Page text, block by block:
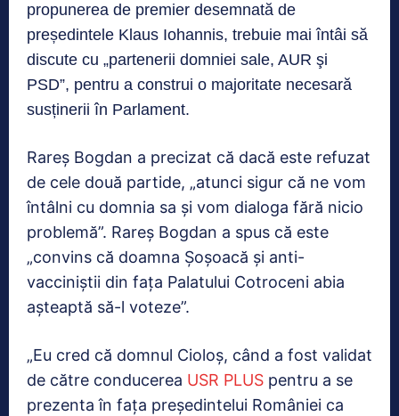
propunerea de premier desemnată de
președintele Klaus Iohannis, trebuie mai întâi să
discute cu „partenerii domniei sale, AUR şi
PSD”, pentru a construi o majoritate necesară
susținerii în Parlament.
Rareș Bogdan a precizat că dacă este refuzat
de cele două partide, „atunci sigur că ne vom
întâlni cu domnia sa şi vom dialoga fără nicio
problemă”. Rareș Bogdan a spus că este
„convins că doamna Şoşoacă şi anti-
vacciniştii din faţa Palatului Cotroceni abia
aşteaptă să-l voteze”.
„Eu cred că domnul Cioloş, când a fost validat
de către conducerea USR PLUS pentru a se
prezenta în faţa preşedintelui României ca